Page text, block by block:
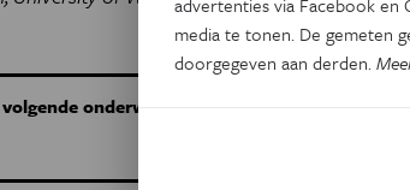
onderwerpen:
media te tonen. De gemeten
doorgegeven aan derden.